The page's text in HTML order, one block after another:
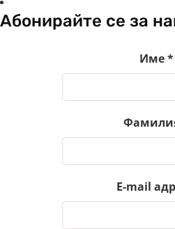
Абонирайте се за
Име*
E-mail